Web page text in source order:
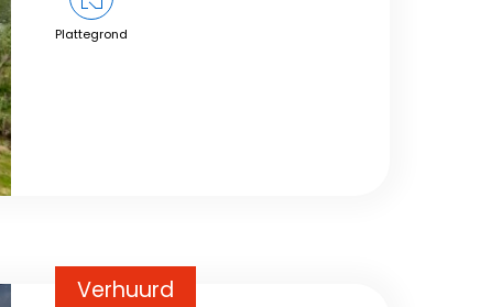
Plattegrond
Verhuurd